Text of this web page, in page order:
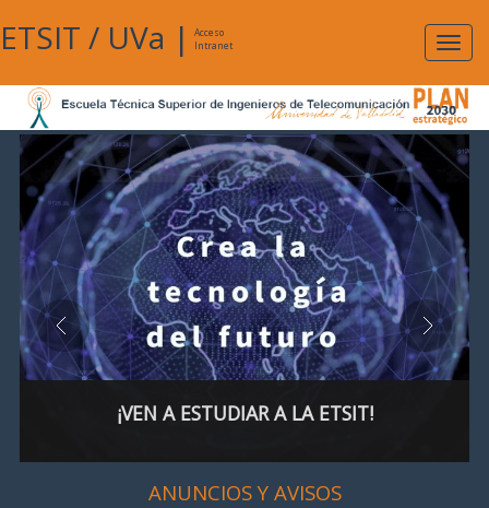
ETSIT / UVa |
Acceso
Intranet
¡VEN A ESTUDIAR A LA ETSIT!
ANUNCIOS Y AVISOS